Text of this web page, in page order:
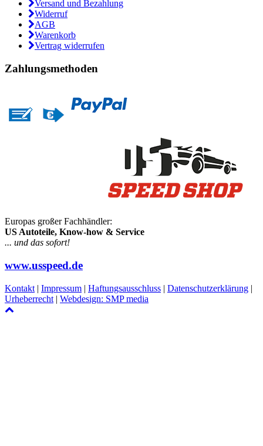
Versand und Bezahlung
Widerruf
AGB
Warenkorb
Vertrag widerrufen
Zahlungsmethoden
Europas großer Fachhändler:
US Autoteile, Know-how & Service
... und das sofort!
www.usspeed.de
Kontakt | Impressum | Haftungsausschluss | Datenschutzerklärung |
Urheberrecht | Webdesign: SMP media